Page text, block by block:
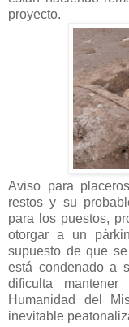
proyecto.
Aviso para
restos y su
para los puestos,
otorgar a un
supuesto de que
está condenado a
dificulta
Humanidad del
inevitable